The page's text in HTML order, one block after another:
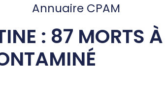
Annuaire CPAM
: 87 MORTS À